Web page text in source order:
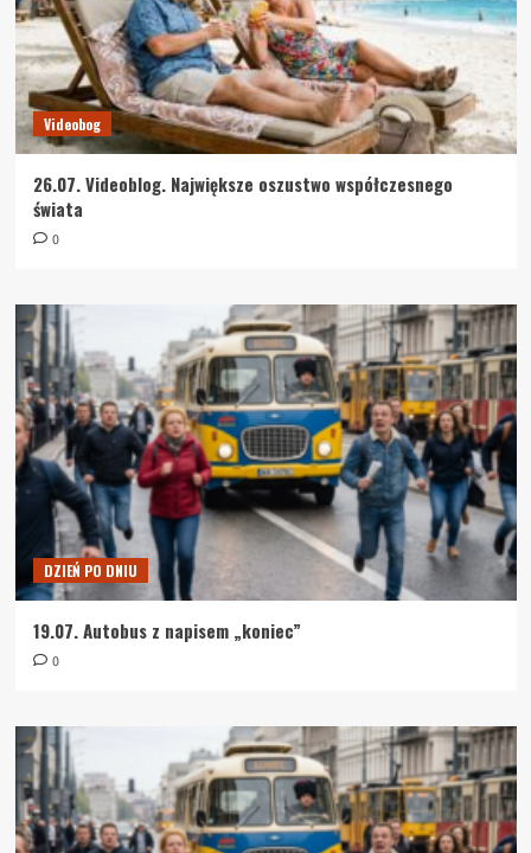
Videobog
26.07. Videoblog. Największe oszustwo współczesnego
świata
0
DZIEŃ PO DNIU
19.07. Autobus z napisem „koniec”
0